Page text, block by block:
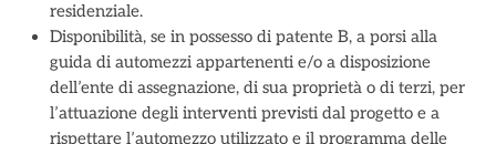
residenziale.
Disponibilità, se in possesso di patente B, a porsi alla
guida di automezzi appartenenti e/o a disposizione
dell’ente di assegnazione, di sua proprietà o di terzi, per
l’attuazione degli interventi previsti dal progetto e a
rispettare l’automezzo utilizzato e il programma delle